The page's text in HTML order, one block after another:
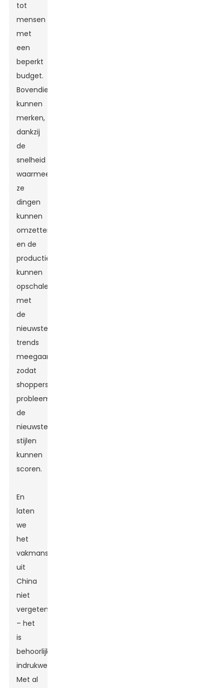
tot
mensen
met
een
beperkt
budget.
Bovendien
kunnen
merken,
dankzij
de
snelheid
waarmee
ze
dingen
kunnen
omzetten
en de
productie
kunnen
opschalen,
met
de
nieuwste
trends
meegaan,
zodat
shoppers
probleemloos
de
nieuwste
stijlen
kunnen
scoren.
En
laten
we
het
vakmanschap
uit
China
niet
vergeten
– het
is
behoorlijk
indrukwekkend!
Met al